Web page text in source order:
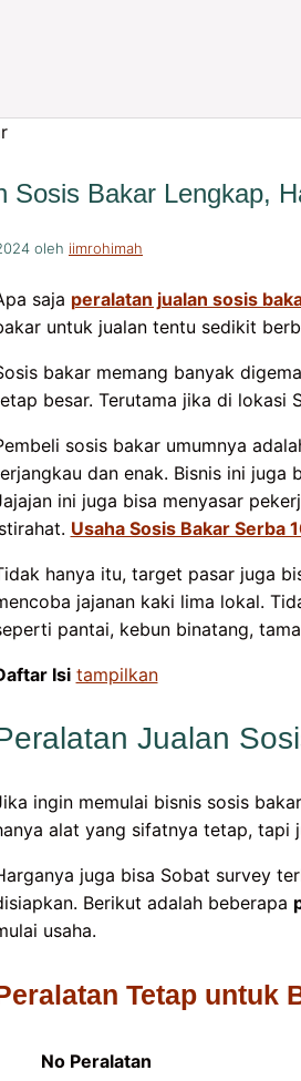
Sosis Bakar Lengkap,
oleh iimrohimah
saja peralatan jualan sosis
untuk jualan tentu sedikit
bakar memang banyak
besar. Terutama jika di lokasi
sosis bakar umumnya
dan enak. Bisnis ini juga
ini juga bisa menyasar
Usaha Sosis Bakar Serba
hanya itu, target pasar juga
jajanan kaki lima lokal.
pantai, kebun binatang,
Isi tampilkan
Jualan
ingin memulai bisnis sosis
alat yang sifatnya tetap, tapi
juga bisa Sobat survey
Berikut adalah beberapa
usaha.
Tetap untuk
No Peralatan